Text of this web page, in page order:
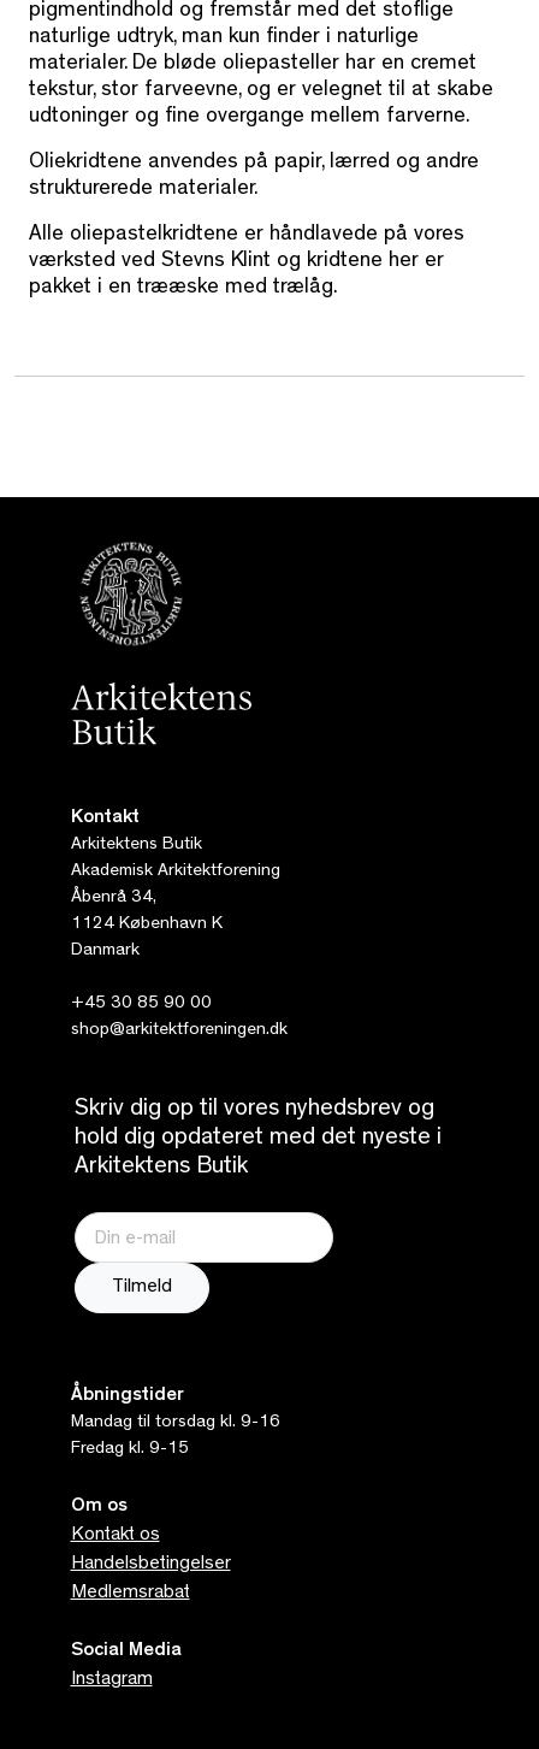
pigmentindhold og fremstår med det stoflige
naturlige udtryk, man kun finder i naturlige
materialer. De bløde oliepasteller har en cremet
tekstur, stor farveevne, og er velegnet til at skabe
udtoninger og fine overgange mellem farverne.
Oliekridtene anvendes på papir, lærred og andre
strukturerede materialer.
Alle oliepastelkridtene er håndlavede på vores
værksted ved Stevns Klint og kridtene her er
pakket i en trææske med trælåg.
Kontakt
Arkitektens Butik
Akademisk Arkitektforening
Åbenrå 34,
1124 København K
Danmark
+45 30 85 90 00
shop@arkitektforeningen.dk
Skriv dig op til vores nyhedsbrev og
hold dig opdateret med det nyeste i
Arkitektens Butik
Åbningstider
Mandag til torsdag kl. 9-16
Fredag kl. 9-15
Om os
Kontakt os
Handelsbetingelser
Medlemsrabat
Social Media
Instagram